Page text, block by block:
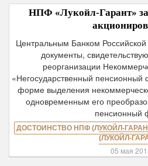
НПФ «Лукойл-Гарант»
Центральным Банком
документы,
реорганизации
«Негосударственный
форме выделения
одновременным его
пенсионный
ДОСТОИНСТВО НПФ (ЛУКОЙЛ-
(ЛУКОЙЛ-
05 мая